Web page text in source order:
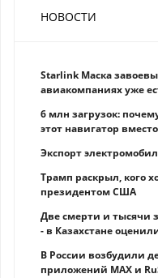
НОВОСТИ
Starlink Маска
авиакомпаниях уже
6 млн загрузок:
этот навигатор
Экспорт
Трамп раскрыл, кого
президентом США
Две смерти и тысячи
- в Казахстане
В России возбудили
приложений MAX и